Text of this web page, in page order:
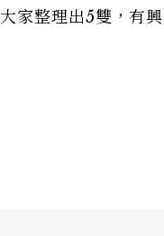
家整理出5雙，有